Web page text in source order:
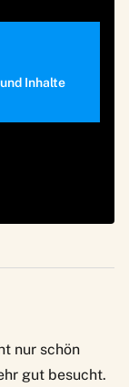
Inhalte
nur schön
gut besucht.